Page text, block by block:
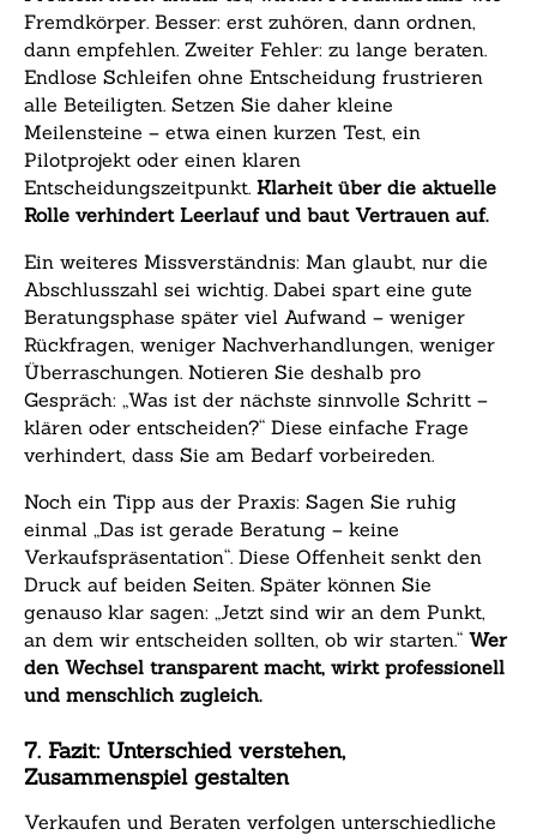
Fremdkörper. Besser: erst zuhören, dann ordnen,
dann empfehlen. Zweiter Fehler: zu lange beraten.
Endlose Schleifen ohne Entscheidung frustrieren
alle Beteiligten. Setzen Sie daher kleine
Meilensteine – etwa einen kurzen Test, ein
Pilotprojekt oder einen klaren
Entscheidungszeitpunkt. Klarheit über die aktuelle
Rolle verhindert Leerlauf und baut Vertrauen auf.
Ein weiteres Missverständnis: Man glaubt, nur die
Abschlusszahl sei wichtig. Dabei spart eine gute
Beratungsphase später viel Aufwand – weniger
Rückfragen, weniger Nachverhandlungen, weniger
Überraschungen. Notieren Sie deshalb pro
Gespräch: „Was ist der nächste sinnvolle Schritt –
klären oder entscheiden?“ Diese einfache Frage
verhindert, dass Sie am Bedarf vorbeireden.
Noch ein Tipp aus der Praxis: Sagen Sie ruhig
einmal „Das ist gerade Beratung – keine
Verkaufspräsentation“. Diese Offenheit senkt den
Druck auf beiden Seiten. Später können Sie
genauso klar sagen: „Jetzt sind wir an dem Punkt,
an dem wir entscheiden sollten, ob wir starten.“ Wer
den Wechsel transparent macht, wirkt professionell
und menschlich zugleich.
7. Fazit: Unterschied verstehen,
Zusammenspiel gestalten
Verkaufen und Beraten verfolgen unterschiedliche